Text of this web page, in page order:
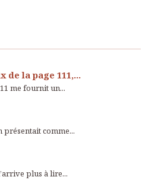
de la page 111,...
me fournit un...
présentait comme...
plus à lire...